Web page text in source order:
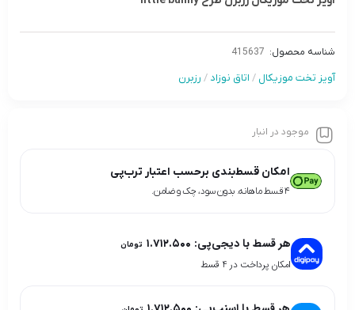
شناسه محصول: 415637
آویز تخت موزیکال / اتاق نوزاد / رزبرن
موجود در انبار
امکان قسط‌بندی برحسب اعتبار ترب‌پی
۴ قسط ماهانه. بدون سود، چک و ضامن.
هر قسط با دیجی‌پی: ۱.۷۱۲.۵۰۰ تومان
امکان پرداخت در 4 قسط